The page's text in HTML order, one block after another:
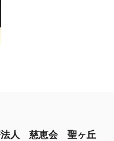
人 慈恵会 聖ヶ丘